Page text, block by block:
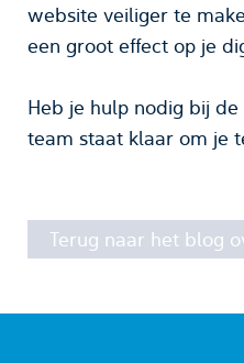
website veiliger te
een groot effect op je
Heb je hulp nodig bij
team staat klaar om je
Terug naar het blog